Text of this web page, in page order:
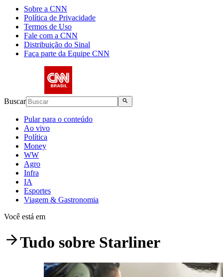
Sobre a CNN
Política de Privacidade
Termos de Uso
Fale com a CNN
Distribuição do Sinal
Faça parte da Equipe CNN
Buscar
Pular para o conteúdo
Ao vivo
Política
Money
WW
Agro
Infra
IA
Esportes
Viagem & Gastronomia
Você está em
Tudo sobre Starliner